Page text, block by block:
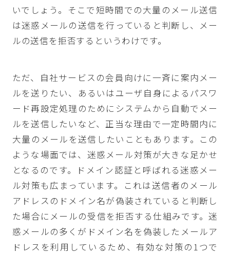
いでしょう。そこで短時間での大量のメール送信
は迷惑メールの送信を行っていると判断し、メー
ルの送信を拒否するというわけです。
ただ、自社サービスの会員向けに一斉に案内メー
ルを送りたい、あるいはユーザ自身によるパスワ
ード再設定処理のためにシステムから自動でメー
ルを送信したいなど、正当な理由で一定時間内に
大量のメールを送信したいこともあります。この
ような場面では、迷惑メール対策が大きな足かせ
となるのです。ドメイン認証と呼ばれる迷惑メー
ル対策も広まっています。これは送信者のメール
アドレスのドメイン名が偽装されていると判断し
た場合にメールの受信を拒否する仕組みです。迷
惑メールの多くがドメイン名を偽装したメールア
ドレスを利用しているため、有効な対策の1つで